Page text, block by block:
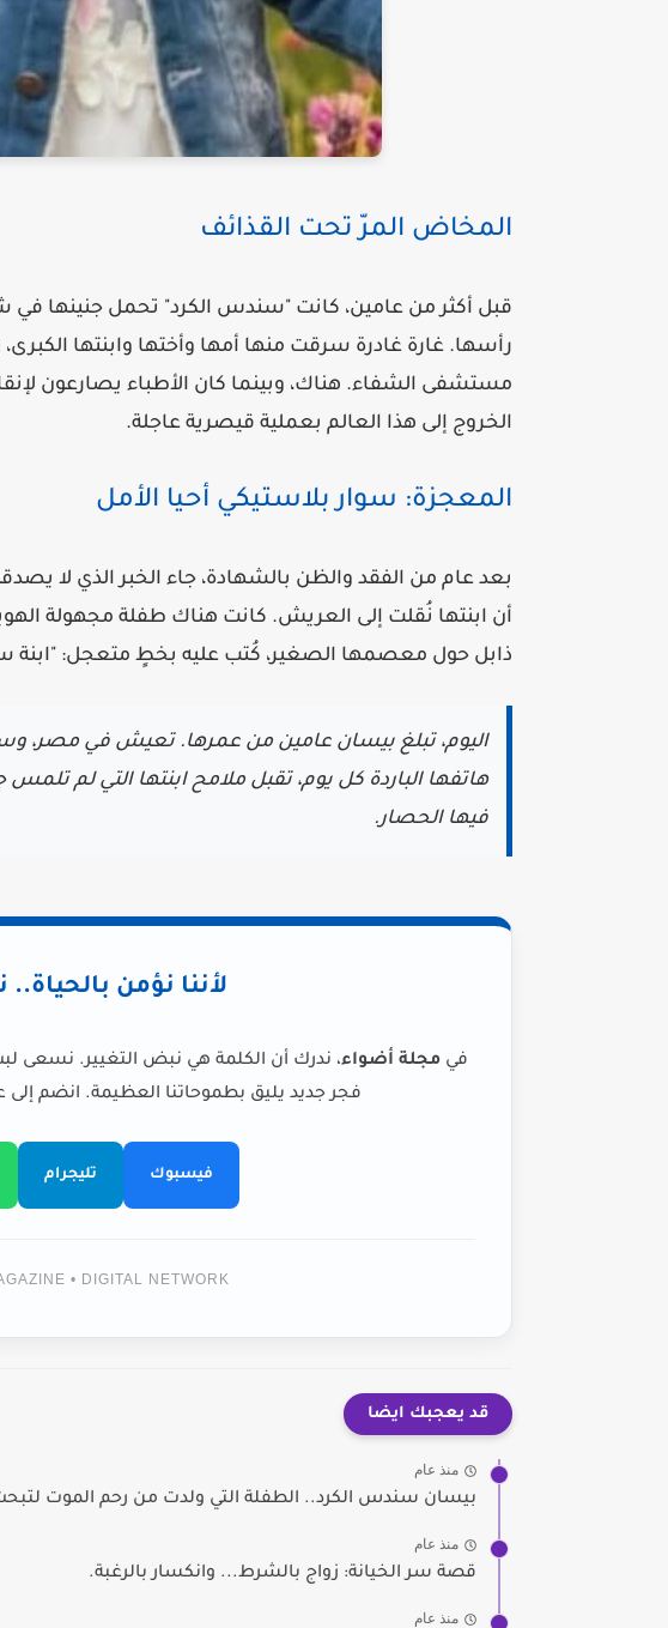
المخاض المرّ تحت القذائف
قبل أكثر من عامين، كانت "سندس الكرد" تحمل جنينها في
رأسها. غارة غادرة سرقت منها أمها وأختها وابنتها
مستشفى الشفاء. هناك، وبينما كان الأطباء يصارعون
الخروج إلى هذا العالم بعملية قيصرية عاجلة.
المعجزة: سوار بلاستيكي أحيا الأمل
بعد عام من الفقد والظن بالشهادة، جاء الخبر الذي لا
أن ابنتها نُقلت إلى العريش. كانت هناك طفلة مجهولة
ذابل حول معصمها الصغير، كُتب عليه بخطٍ متعجل:"ابنة
اليوم، تبلغ بيسان عامين من عمرها. تعيش في
هاتفها الباردة كل يوم، تقبل ملامح ابنتها التي لم
فيها الحصار.
لأننا نؤمن بالحياة..
في مجلة أضواء، ندرك أن الكلمة هي نبض التغيير. نسعى
فجر جديد يليق بطموحاتنا العظيمة. انضم إلى
فيسبوك تليجرام
• DIGITAL NETWORK
قد يعجبك ايضا
منذ عام
بيسان سندس الكرد.. الطفلة التي ولدت من رحم الموت
منذ عام
قصة سر الخيانة: زواج بالشرط... وانكسار بالرغبة.
منذ عام